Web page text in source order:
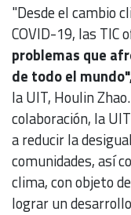
"Desde el cambio
COVID-19, las TIC
problemas que
de todo el
la UIT, Houlin
colaboración, la
a reducir la
comunidades, así
clima, con objeto
lograr un